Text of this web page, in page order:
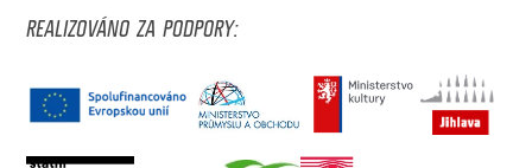
REALIZOVÁNO ZA PODPORY: